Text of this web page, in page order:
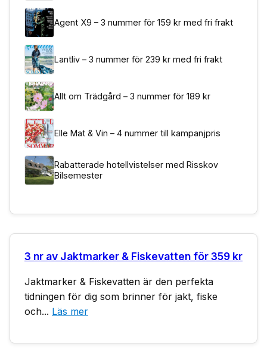
Agent X9 – 3 nummer för 159 kr med fri frakt
Lantliv – 3 nummer för 239 kr med fri frakt
Allt om Trädgård – 3 nummer för 189 kr
Elle Mat & Vin – 4 nummer till kampanjpris
Rabatterade hotellvistelser med Risskov
Bilsemester
3 nr av Jaktmarker & Fiskevatten för 359 kr
Jaktmarker & Fiskevatten är den perfekta
tidningen för dig som brinner för jakt, fiske
och... Läs mer